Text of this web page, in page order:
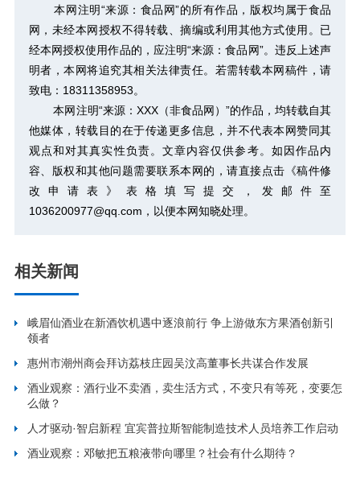
本网注明“来源：食品网”的所有作品，版权均属于食品
网，未经本网授权不得转载、摘编或利用其他方式使用。已
经本网授权使用作品的，应注明“来源：食品网”。违反上述声
明者，本网将追究其相关法律责任。若需转载本网稿件，请
致电：18311358953。
本网注明“来源：XXX（非食品网）”的作品，均转载自其
他媒体，转载目的在于传递更多信息，并不代表本网赞同其
观点和对其真实性负责。文章内容仅供参考。如因作品内
容、版权和其他问题需要联系本网的，请直接点击 《稿件修
改申请表》 表格填写提交，发邮件至
1036200977@qq.com，以便本网知晓处理。
相关新闻
峨眉仙酒业在新酒饮机遇中逐浪前行 争上游做东方果酒创新引
领者
惠州市潮州商会拜访荔枝庄园吴汶高董事长共谋合作发展
酒业观察：酒行业不卖酒，卖生活方式，不变只有等死，变要怎
么做？
人才驱动·智启新程 宜宾普拉斯智能制造技术人员培养工作启动
酒业观察：邓敏把五粮液带向哪里？社会有什么期待？